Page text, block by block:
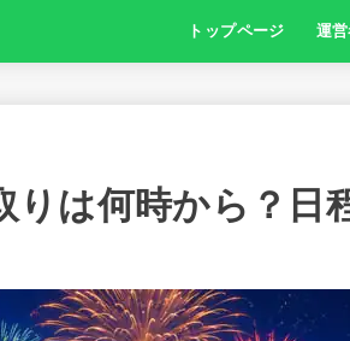
トップページ 運
りは何時から？日